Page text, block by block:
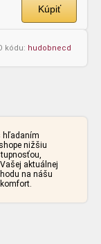
Kúpiť
kódu: hudobnecd
hľadaním
nižšiu
aktuálnej
na nášu